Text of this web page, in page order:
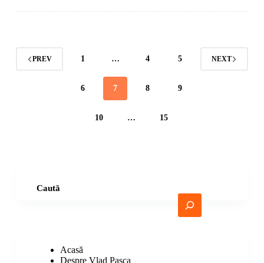
PREV 1 … 4 5
6 7 8 9
10 … 15
NEXT
Caută
Acasă
Despre Vlad Pașca